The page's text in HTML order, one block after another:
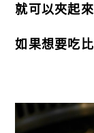
就可以夾起
如果想要吃